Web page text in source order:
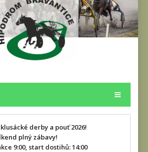
derby a pouť 2026!
plný zábavy!
9:00, start dostihů: 14:00